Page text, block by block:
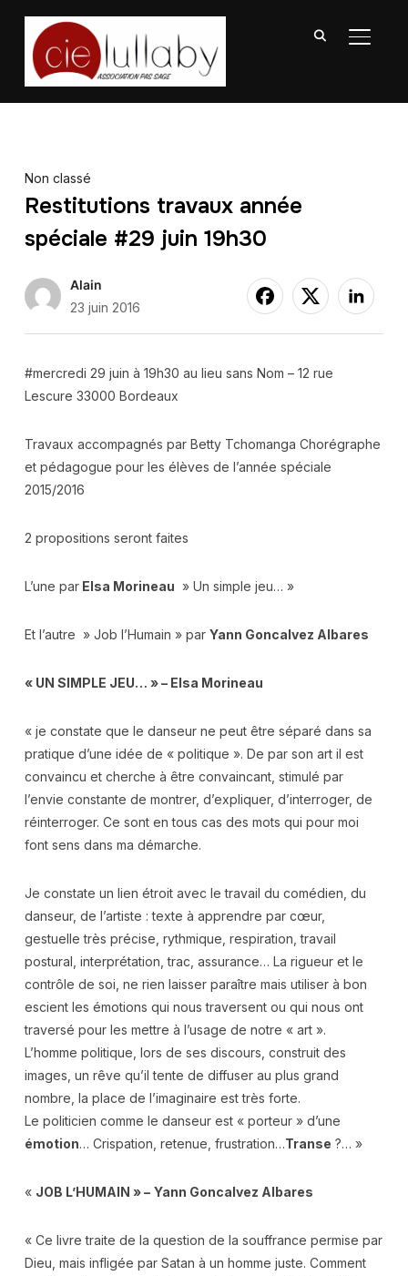
Non classé
Restitutions travaux année
spéciale #29 juin 19h30
Alain
23 juin 2016
#mercredi 29 juin à 19h30 au lieu sans Nom – 12 rue
Lescure 33000 Bordeaux
Travaux accompagnés par Betty Tchomanga Chorégraphe
et pédagogue pour les élèves de l’année spéciale
2015/2016
2 propositions seront faites
L’une parElsa Morineau » Un simple jeu… »
Et l’autre » Job l’Humain » par Yann Goncalvez Albares
« UN SIMPLE JEU… » – Elsa Morineau
« je constate que le danseur ne peut être séparé dans sa
pratique d’une idée de « politique ». De par son art il est
convaincu et cherche à être convaincant, stimulé par
l’envie constante de montrer, d’expliquer, d’interroger, de
réinterroger. Ce sont en tous cas des mots qui pour moi
font sens dans ma démarche.
Je constate un lien étroit avec le travail du comédien, du
danseur, de l’artiste : texte à apprendre par cœur,
gestuelle très précise, rythmique, respiration, travail
postural, interprétation, trac, assurance… La rigueur et le
contrôle de soi, ne rien laisser paraître mais utiliser à bon
escient les émotions qui nous traversent ou qui nous ont
traversé pour les mettre à l’usage de notre « art ».
L’homme politique, lors de ses discours, construit des
images, un rêve qu’il tente de diffuser au plus grand
nombre, la place de l’imaginaire est très forte.
Le politicien comme le danseur est « porteur » d’une
émotion… Crispation, retenue, frustration…Transe ?… »
« JOB L’HUMAIN » – Yann Goncalvez Albares
« Ce livre traite de la question de la souffrance permise par
Dieu, mais infligée par Satan à un homme juste. Comment